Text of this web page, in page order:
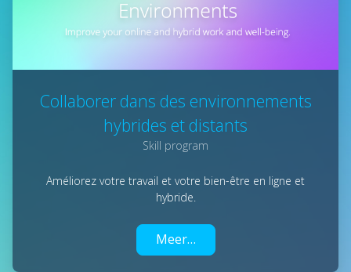
Collaborer dans des environnements
hybrides et distants
Skill program
Améliorez votre travail et votre bien-être en ligne et
hybride.
Meer…